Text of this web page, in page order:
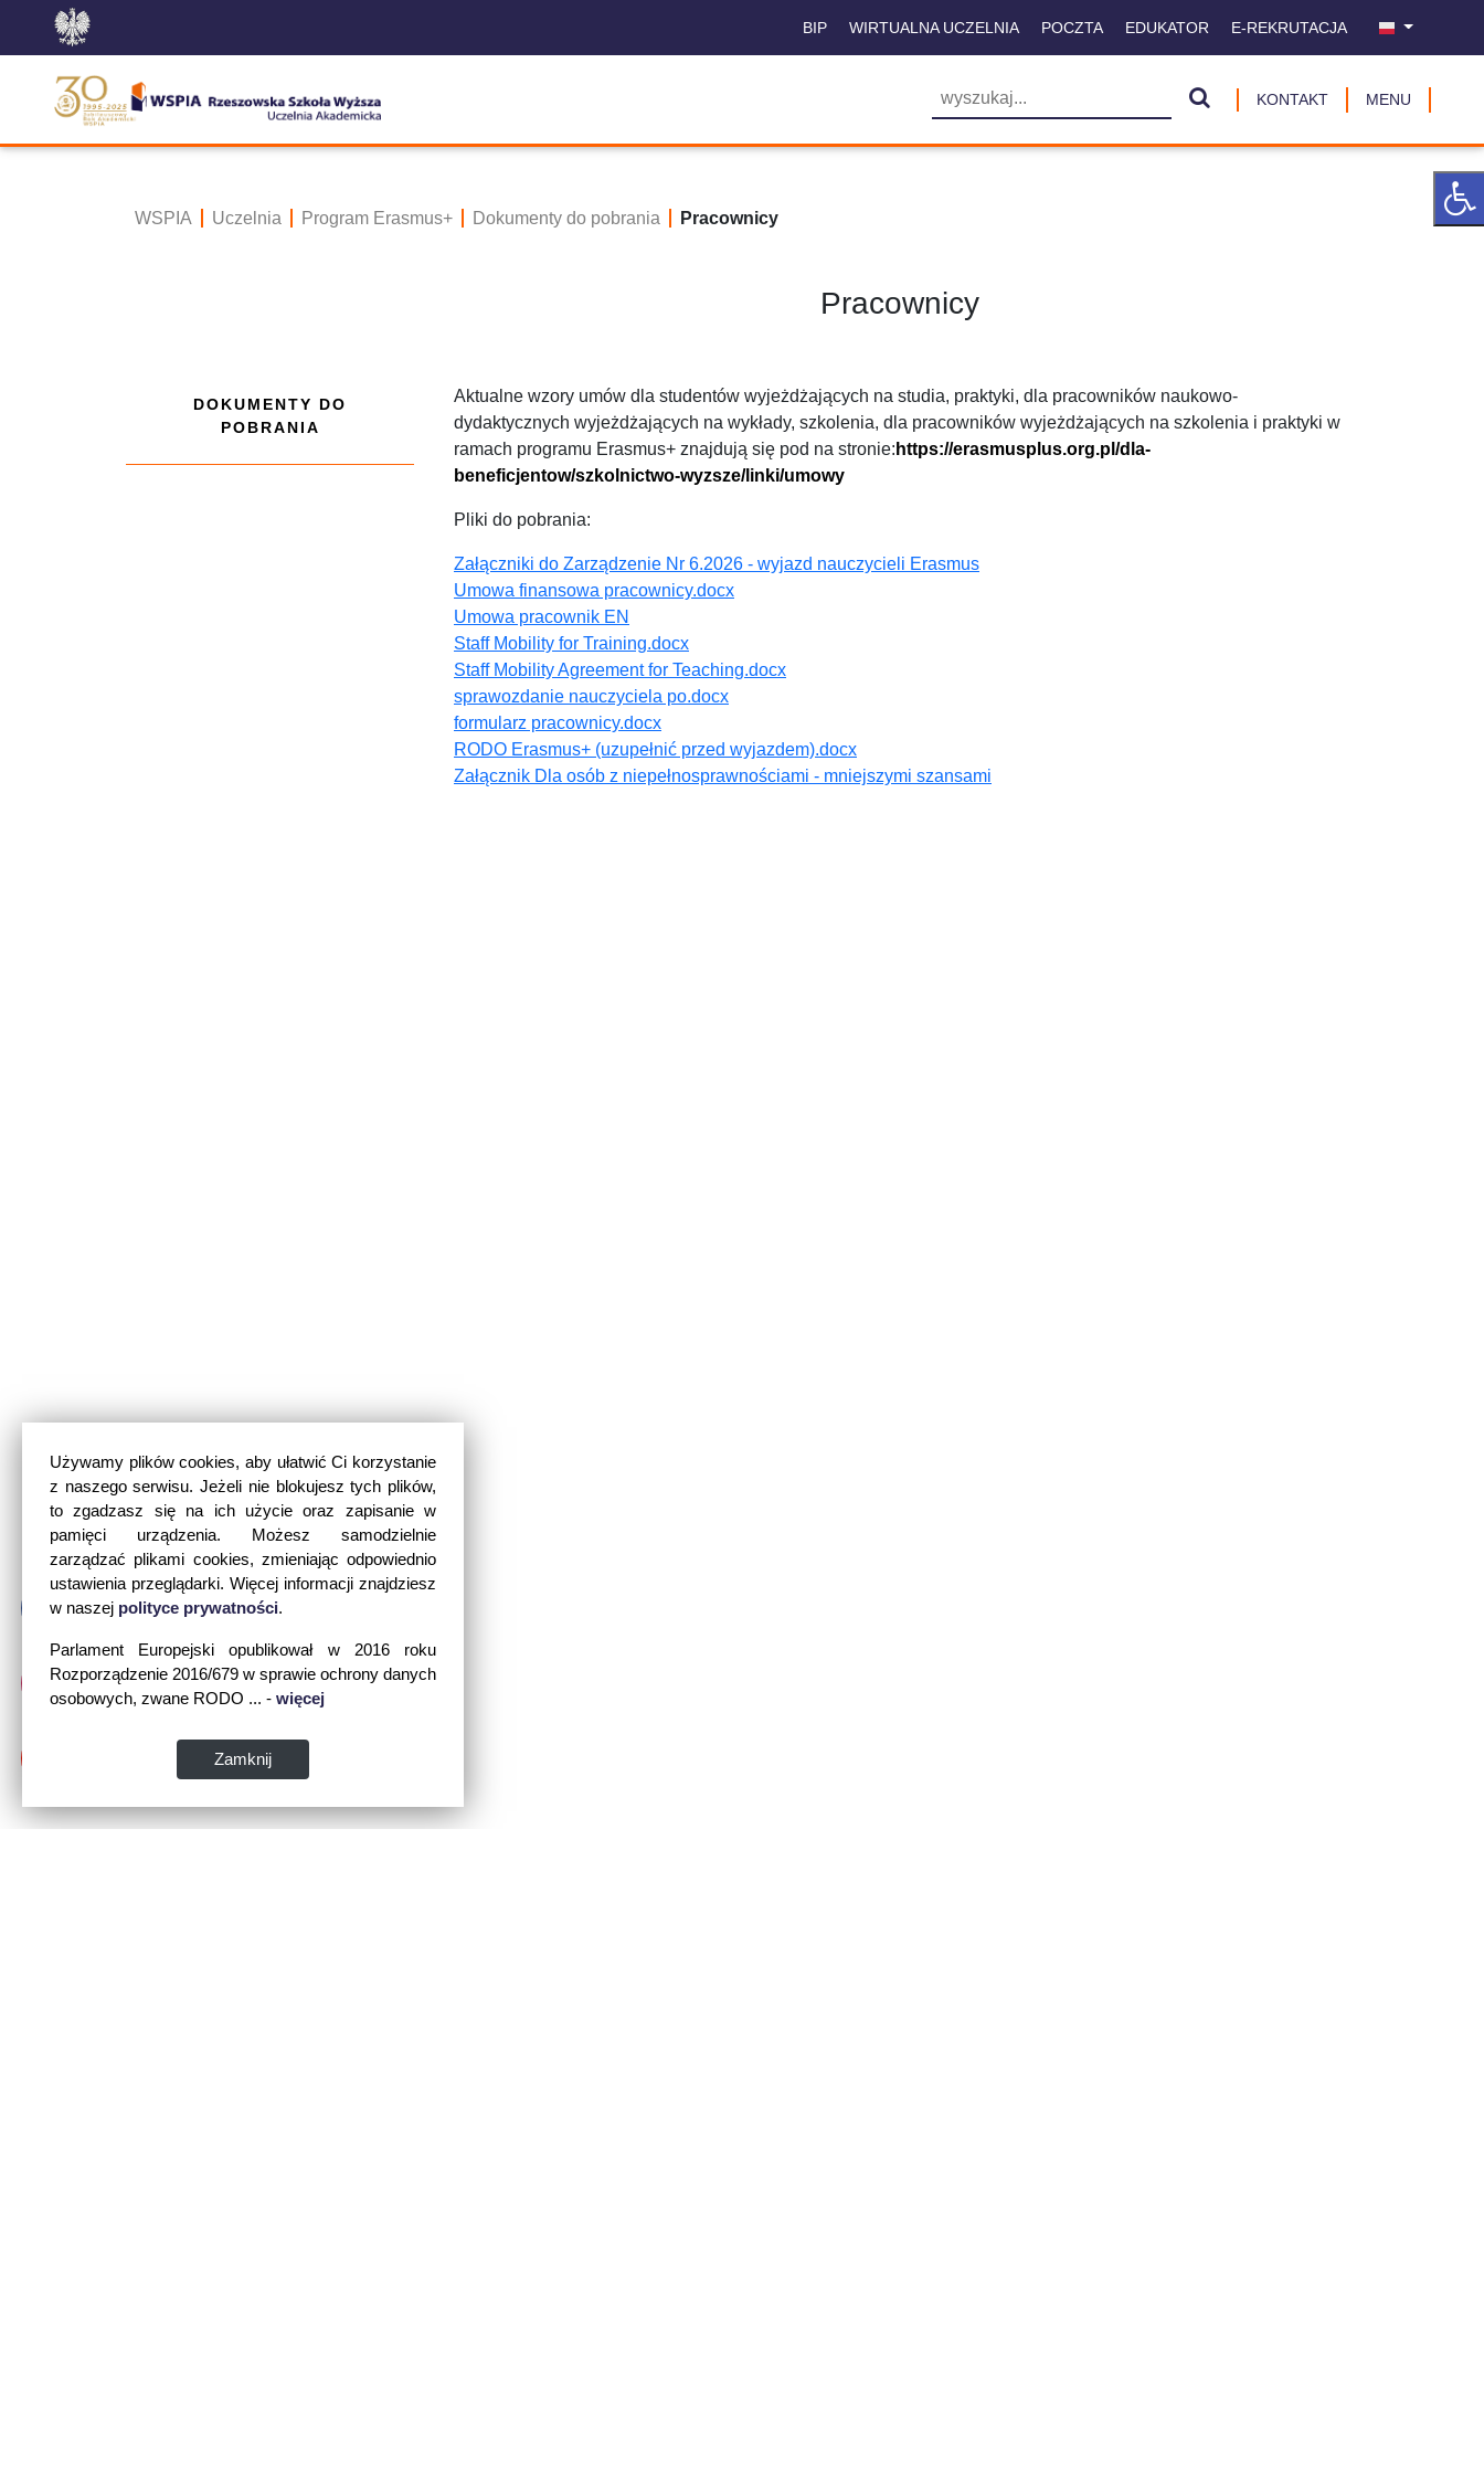
Używamy plików cookies, aby ułatwić Ci korzystanie
z naszego serwisu. Jeżeli nie blokujesz tych plików,
to zgadzasz się na ich użycie oraz zapisanie w
pamięci urządzenia. Możesz samodzielnie
zarządzać plikami cookies, zmieniając odpowiednio
ustawienia przeglądarki. Więcej informacji znajdziesz
w naszej polityce prywatności.
Parlament Europejski opublikował w 2016 roku
Rozporządzenie 2016/679 w sprawie ochrony danych
osobowych, zwane RODO ... - więcej
Zamknij
BIP WIRTUALNA UCZELNIA POCZTA EDUKATOR E-REKRUTACJA
KONTAKT MENU
WSPIA Uczelnia Program Erasmus+ Dokumenty do pobrania Pracownicy
DOKUMENTY DO
POBRANIA
Pracownicy
Aktualne wzory umów dla studentów wyjeżdżających na studia, praktyki, dla pracowników naukowo-
dydaktycznych wyjeżdżających na wykłady, szkolenia, dla pracowników wyjeżdżających na szkolenia i praktyki w
ramach programu Erasmus+ znajdują się pod na stronie: https://erasmusplus.org.pl/dla-
beneficjentow/szkolnictwo-wyzsze/linki/umowy
Pliki do pobrania:
Załączniki do Zarządzenie Nr 6.2026 - wyjazd nauczycieli Erasmus
Umowa finansowa pracownicy.docx
Umowa pracownik EN
Staff Mobility for Training.docx
Staff Mobility Agreement for Teaching.docx
sprawozdanie nauczyciela po.docx
formularz pracownicy.docx
RODO Erasmus+ (uzupełnić przed wyjazdem).docx
Załącznik Dla osób z niepełnosprawnościami - mniejszymi szansami